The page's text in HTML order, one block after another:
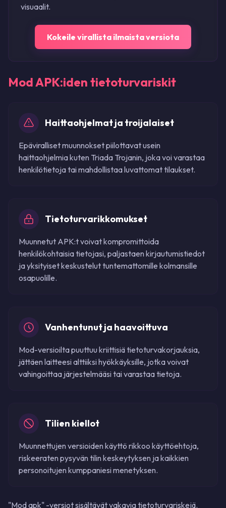
visuaalit.
Kokeile virallista ilmaista versiota
Mod APK:iden tietoturvariskit
Haittaohjelmat ja troijalaiset
Epäviralliset muunnokset piilottavat usein
haittaohjelmia kuten Triada Trojanin, joka voi varastaa
henkilötietoja tai mahdollistaa luvattomat tilaukset.
Tietoturvarikkomukset
Muunnetut APK:t voivat kompromittoida
henkilökohtaisia tietojasi, paljastaen kirjautumistiedot
ja yksityiset keskustelut tuntemattomille kolmansille
osapuolille.
Vanhentunut ja haavoittuva
Mod-versioilta puuttuu kriittisiä tietoturvakorjauksia,
jättäen laitteesi alttiiksi hyökkäyksille, jotka voivat
vahingoittaa järjestelmääsi tai varastaa tietoja.
Tilien kiellot
Muunnettujen versioiden käyttö rikkoo käyttöehtoja,
riskeeraten pysyvän tilin keskeytyksen ja kaikkien
personoitujen kumppaniesi menetyksen.
"Mod apk" -versiot sisältävät vakavia tietoturvariskejä.